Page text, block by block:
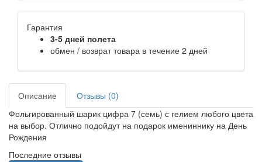
Гарантия
3-5 дней полета
обмен / возврат товара в течение 2 дней
Описание
Отзывы (0)
Фольгированный шарик цифра 7 (семь) с гелием любого цвета
на выбор. Отлично подойдут на подарок имениннику на День
Рождения
Последние отзывы